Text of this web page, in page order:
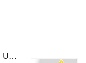
用自然语言控制电脑，字节跳动开源 UI-TARS 的桌面版应用！内附详细的安装和配置教程